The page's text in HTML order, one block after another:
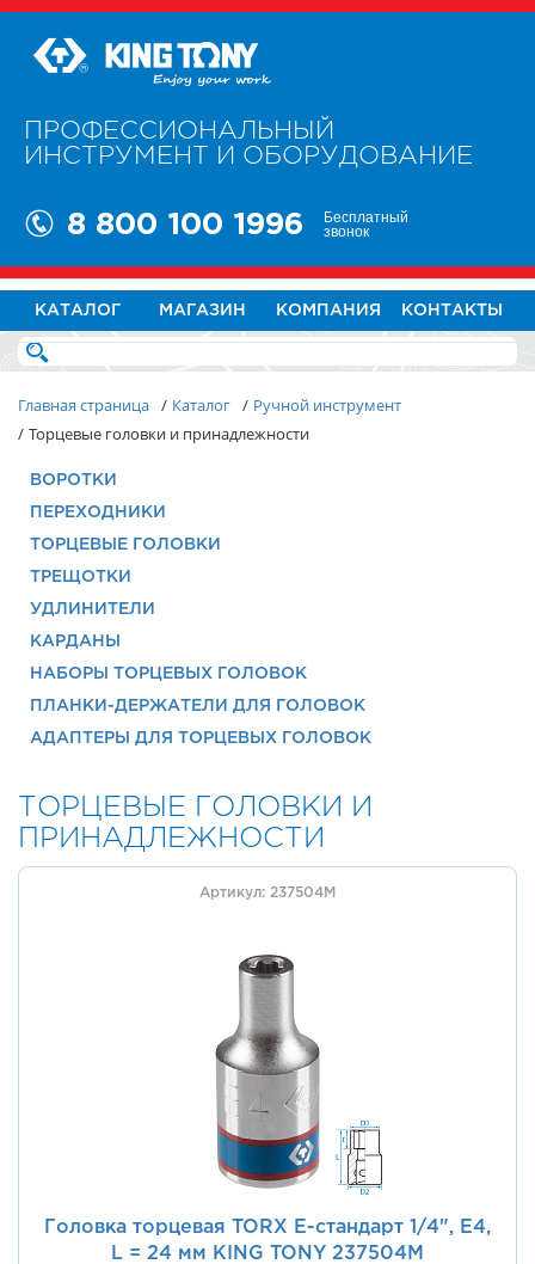
ПРОФЕССИОНАЛЬНЫЙ
ИНСТРУМЕНТ И ОБОРУДОВАНИЕ
8 800 100 1996 Бесплатный
звонок
КАТАЛОГ МАГАЗИН КОМПАНИЯ КОНТАКТЫ
Главная страница / Каталог / Ручной инструмент
/ Торцевые головки и принадлежности
ВОРОТКИ
ПЕРЕХОДНИКИ
ТОРЦЕВЫЕ ГОЛОВКИ
ТРЕЩОТКИ
УДЛИНИТЕЛИ
КАРДАНЫ
НАБОРЫ ТОРЦЕВЫХ ГОЛОВОК
ПЛАНКИ-ДЕРЖАТЕЛИ ДЛЯ ГОЛОВОК
АДАПТЕРЫ ДЛЯ ТОРЦЕВЫХ ГОЛОВОК
ТОРЦЕВЫЕ ГОЛОВКИ И
ПРИНАДЛЕЖНОСТИ
Артикул: 237504M
Головка торцевая TORX Е-стандарт 1/4", E4,
L = 24 мм KING TONY 237504M